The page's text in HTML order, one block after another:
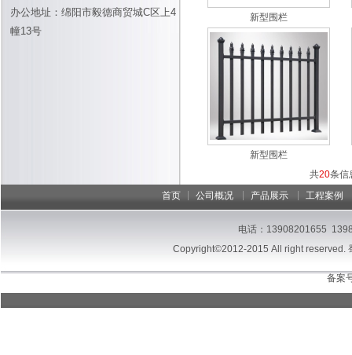
办公地址：绵阳市毅德商贸城C区上4
幢13号
新型围栏
新型围栏
共20条信
首页
公司概况 产品展示 工程案例
电话：13908201655
Copyright©2012-2015 All right reserved.
备案